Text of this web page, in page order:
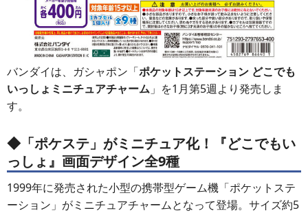
バンダイは、ガシャポン「ポケットステーション どこでも
いっしょミニチュアチャーム 」を1月第5週より発売しま
す。
◆「ポケステ」がミニチュア化！『どこでもい
っしょ』画面デザイン全9種
1999年に発売された小型の携帯型ゲーム機「ポケットステ
ーション」がミニチュアチャームとなって登場。サイズ約5